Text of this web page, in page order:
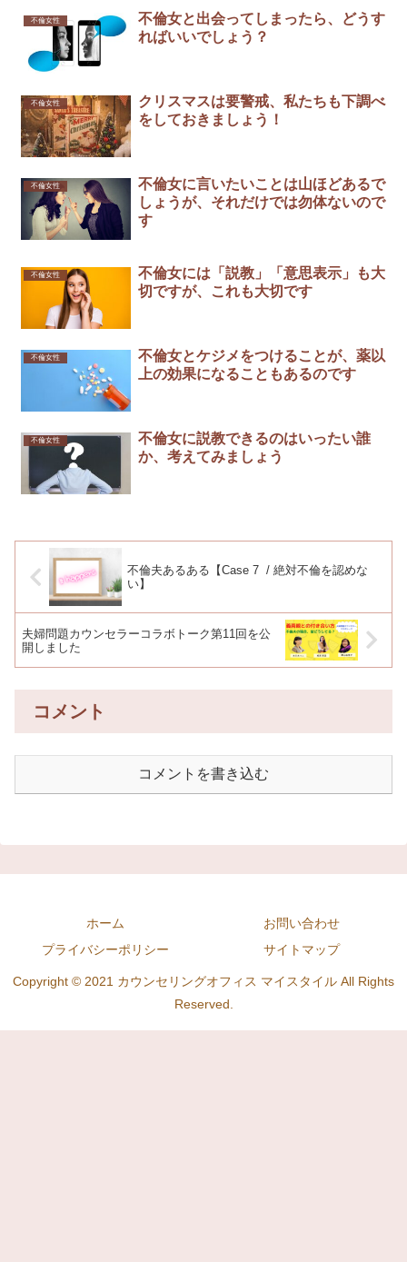
不倫女性
不倫女と出会ってしまったら、どうす
ればいいでしょう？
不倫女性
クリスマスは要警戒、私たちも下調べ
をしておきましょう！
不倫女性
不倫女に言いたいことは山ほどあるで
しょうが、それだけでは勿体ないので
す
不倫女性
不倫女には「説教」「意思表示」も大
切ですが、これも大切です
不倫女性
不倫女とケジメをつけることが、薬以
上の効果になることもあるのです
不倫女性
不倫女に説教できるのはいったい誰
か、考えてみましょう
不倫夫あるある【Case 7 / 絶対不倫を認めな
い】
夫婦問題カウンセラーコラボトーク第11回を公
開しました
コメント
コメントを書き込む
ホーム
お問い合わせ
プライバシーポリシー
サイトマップ
Copyright © 2021 カウンセリングオフィス マイスタイル All Rights
Reserved.